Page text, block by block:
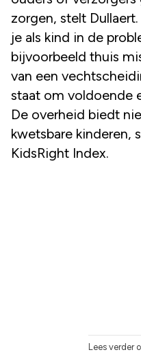
zorgen, stelt
je als kind in de
bijvoorbeeld thuis
van een
staat om voldoende
De overheid biedt
kwetsbare kinderen,
KidsRight Index.
Lees verder